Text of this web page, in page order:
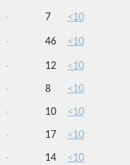
7 <10
46 <10
12 <10
8 <10
10 <10
17 <10
14 <10